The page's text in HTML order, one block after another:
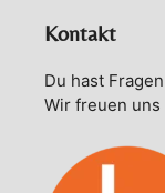
Kontakt
Du hast
Wir freuen uns